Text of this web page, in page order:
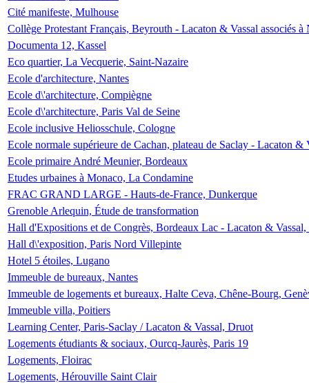
Cité manifeste, Mulhouse
Collège Protestant Français, Beyrouth - Lacaton & Vassal associés
Documenta 12, Kassel
Eco quartier, La Vecquerie, Saint-Nazaire
Ecole d'architecture, Nantes
Ecole d\'architecture, Compiègne
Ecole d\'architecture, Paris Val de Seine
Ecole inclusive Heliosschule, Cologne
Ecole normale supérieure de Cachan, plateau de Saclay - Lacaton &
Ecole primaire André Meunier, Bordeaux
Etudes urbaines à Monaco, La Condamine
FRAC GRAND LARGE - Hauts-de-France, Dunkerque
Grenoble Arlequin, Étude de transformation
Hall d'Expositions et de Congrès, Bordeaux Lac - Lacaton &
Hall d\'exposition, Paris Nord Villepinte
Hotel 5 étoiles, Lugano
Immeuble de bureaux, Nantes
Immeuble de logements et bureaux, Halte Ceva, Chêne-Bourg,
Immeuble villa, Poitiers
Learning Center, Paris-Saclay / Lacaton & Vassal, Druot
Logements étudiants & sociaux, Ourcq-Jaurès, Paris 19
Logements, Floirac
Logements, Hérouville Saint Clair